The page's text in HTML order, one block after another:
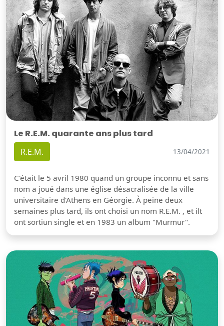
Le R.E.M. quarante ans plus tard
R.E.M. 13/04/2021
C'était le 5 avril 1980 quand un groupe inconnu et sans
nom a joué dans une église désacralisée de la ville
universitaire d'Athens en Géorgie. À peine deux
semaines plus tard, ils ont choisi un nom R.E.M. , et ilt
ont sortiun single et en 1983 un album "Murmur".